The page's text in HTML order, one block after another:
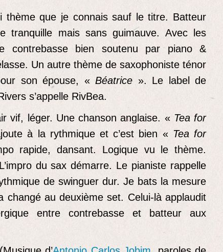
thème que je connais sauf le titre. Batteur
tranquille mais sans guimauve. Avec les
contrebasse bien soutenu par piano &
Un autre thème de saxophoniste ténor
son épouse, « Béatrice ». Le label de
s’appelle RivBea.
vif, léger. Une chanson anglaise. « Tea for
à la rythmique et c’est bien « Tea for
rapide, dansant. Logique vu le thème.
du sax démarre. Le pianiste rappelle
de swinguer dur. Je bats la mesure
changé au deuxième set. Celui-là applaudit
entre contrebasse et batteur aux